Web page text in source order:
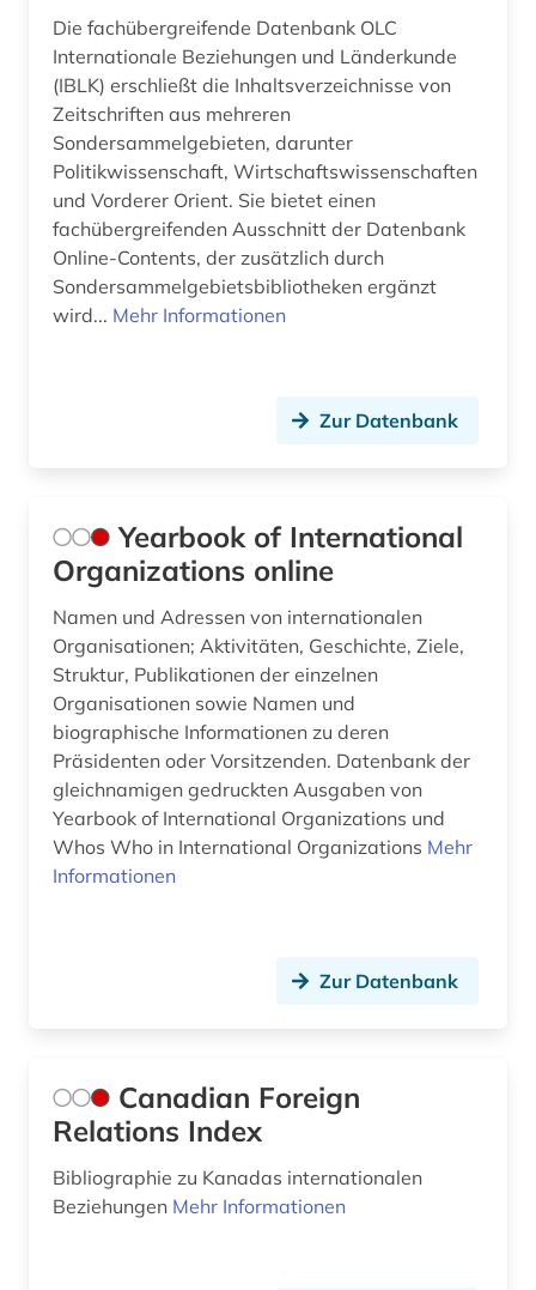
Die fachübergreifende Datenbank OLC
Internationale Beziehungen und Länderkunde
(IBLK) erschließt die Inhaltsverzeichnisse von
Zeitschriften aus mehreren
Sondersammelgebieten, darunter
Politikwissenschaft, Wirtschaftswissenschaften
und Vorderer Orient. Sie bietet einen
fachübergreifenden Ausschnitt der Datenbank
Online-Contents, der zusätzlich durch
Sondersammelgebietsbibliotheken ergänzt
wird... Mehr Informationen
Zur Datenbank
Yearbook of International
Organizations online
Namen und Adressen von internationalen
Organisationen; Aktivitäten, Geschichte, Ziele,
Struktur, Publikationen der einzelnen
Organisationen sowie Namen und
biographische Informationen zu deren
Präsidenten oder Vorsitzenden. Datenbank der
gleichnamigen gedruckten Ausgaben von
Yearbook of International Organizations und
Whos Who in International Organizations Mehr
Informationen
Zur Datenbank
Canadian Foreign
Relations Index
Bibliographie zu Kanadas internationalen
Beziehungen Mehr Informationen